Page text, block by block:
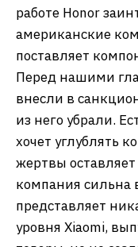
работе Honor
американские
поставляет
Перед нашими
внесли в
из него убрали.
хочет углублять
жертвы оставляет
компания сильна
представляет
уровня Xiaomi,